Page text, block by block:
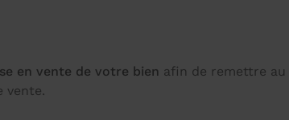
en vente de votre bien afin de remettre au
vente.